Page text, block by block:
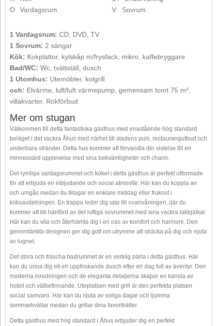
O
Vardagsrum
V
Sovrum
1 Vardagsrum: CD, DVD, TV
1 Sovrum: 2 sängar
Kök: Kokplattor, kylskåp m/frysfack, mikro, kaffebryggare
Bad/WC: Wc, tvättställ, dusch
1 Utomhus: Utemöbler, kolgrill
och: Elvärme, luft/luft värmepump, gemensam tomt 75 m²,
villakvarter, Rökförbud
Mer om stugan
Välkommen till detta fantastiska gästhus med enastående hög standard
beläget i det vackra Åhus med närhet till stadens puls, restaurangutbud och
underbara stränder. Detta hus kommer att förvandla din vistelse till en
minnesvärd upplevelse med sina bekvämligheter och charm.
Det rymliga vardagsrummet och köket i detta gästhus är perfekt utformade
för att erbjuda en inbjudande och social atmosfär. Här kan du koppla av
och umgås medan du tillagar en enklare middag eller frukost i
köksavdelningen. En trappa leder dig upp till ovanvåningen, där du
kommer att bli hänförd av det luftiga sovrummet med sina vackra takbjälkar.
Här kan du vila och återhämta dig i en oas av komfort och harmoni. Den
genomtänkta designen ger dig gott om utrymme att sträcka på dig och njuta
av lugnet.
Det stora och fräscha badrummet är en verklig pärla i detta gästhus. Här
kan du unna dig ett en uppfriskande dusch efter en dag full av äventyr. Den
moderna inredningen och de eleganta detaljerna skapar en känsla av
hotell och välbefinnande. Uteplatsen med grill är den perfekta platsen
social samvaro. Här kan du njuta av soliga dagar och ljumma
sommarkvällar medan du grillar dina favoriträtter.
Detta gästhus med hög standard i Åhus erbjuder dig en perfekt